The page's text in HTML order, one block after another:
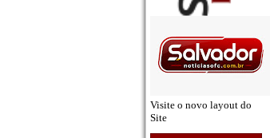
Visite o novo layout do
Site